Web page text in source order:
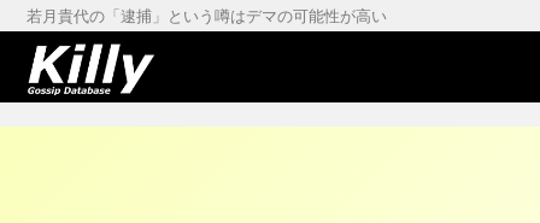
若月貴代の「逮捕」という噂はデマの可能性が高い